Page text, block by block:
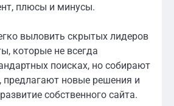
плюсы и минусы.
выловить скрытых лидеров
которые не всегда
поисках, но собирают
новые решения и
собственного сайта.